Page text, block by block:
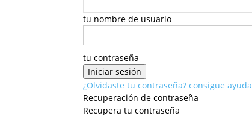
tu nombre de usuario
tu contraseña
¿Olvidaste tu contraseña? consigue ayuda
Recuperación de contraseña
Recupera tu contraseña